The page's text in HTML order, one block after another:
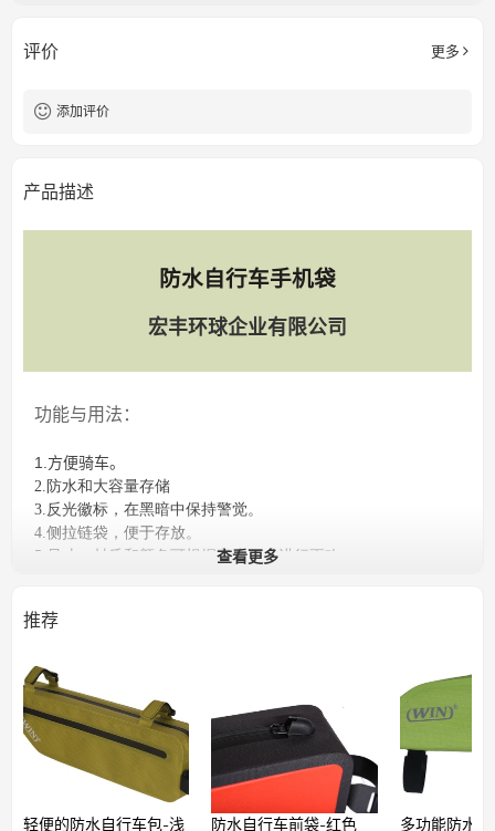
评价 更多
添加评价
产品描述
防水自行车手机袋
宏丰环球企业有限公司
功能与用法：
1.方便骑车。
2.防水和大容量存储
3.反光徽标，在黑暗中保持警觉。
4.侧拉链袋，便于存放。
5.尺寸，材质和颜色可根据客户要求进行更改。
8.采用优质材料制成，品质优良，维修方便。
查看更多
推荐
轻便的防水自行车包-浅 防水自行车前袋-红色 多功能防水